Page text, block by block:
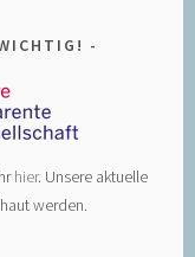
hier. Unsere aktuelle
werden.